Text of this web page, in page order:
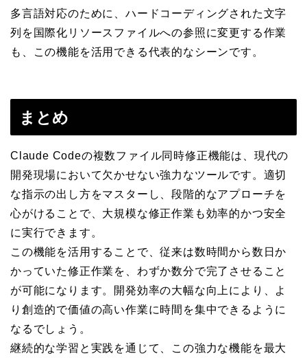
多言語対応のために、ハードコーディングされた文字
列を国際化リソースファイルへの参照に変更する作業
も、この機能を活用できる代表的なシーンです。
まとめ
Claude Codeの複数ファイル同時修正機能は、現代の
開発現場において欠かせない強力なツールです。適切
な指示の出し方をマスターし、段階的なアプローチを
心がけることで、大規模な修正作業も効率的かつ安全
に実行できます。
この機能を活用することで、従来は数時間から数日か
かっていた修正作業を、わずか数分で完了させること
が可能になります。開発効率の大幅な向上により、よ
り創造的で価値の高い作業に時間を集中できるように
なるでしょう。
継続的な学習と実践を通じて、この強力な機能を最大